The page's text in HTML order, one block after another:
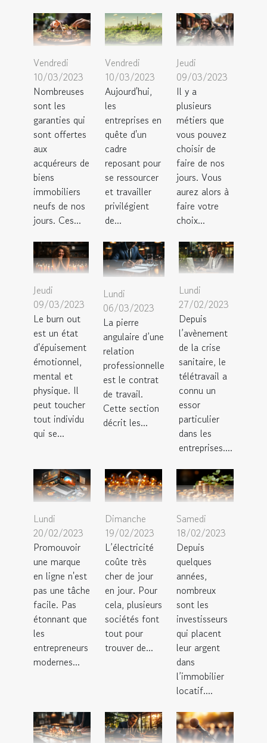
Vendredi
10/03/2023
Nombreuses
sont les
garanties qui
sont offertes
aux
acquéreurs de
biens
immobiliers
neufs de nos
jours. Ces...
Vendredi
10/03/2023
Aujourd'hui,
les
entreprises en
quête d'un
cadre
reposant pour
se ressourcer
et travailler
privilégient
de...
Jeudi
09/03/2023
Il y a
plusieurs
métiers que
vous pouvez
choisir de
faire de nos
jours. Vous
aurez alors à
faire votre
choix...
Jeudi
09/03/2023
Le burn out
est un état
d'épuisement
émotionnel,
mental et
physique. Il
peut toucher
tout individu
qui se...
Lundi
06/03/2023
La pierre
angulaire d’une
relation
professionnelle
est le contrat
de travail.
Cette section
décrit les...
Lundi
27/02/2023
Depuis
l’avènement
de la crise
sanitaire, le
télétravail a
connu un
essor
particulier
dans les
entreprises....
Lundi
20/02/2023
Promouvoir
une marque
en ligne n'est
pas une tâche
facile. Pas
étonnant que
les
entrepreneurs
modernes...
Dimanche
19/02/2023
L’électricité
coûte très
cher de jour
en jour. Pour
cela, plusieurs
sociétés font
tout pour
trouver de...
Samedi
18/02/2023
Depuis
quelques
années,
nombreux
sont les
investisseurs
qui placent
leur argent
dans
l’immobilier
locatif....